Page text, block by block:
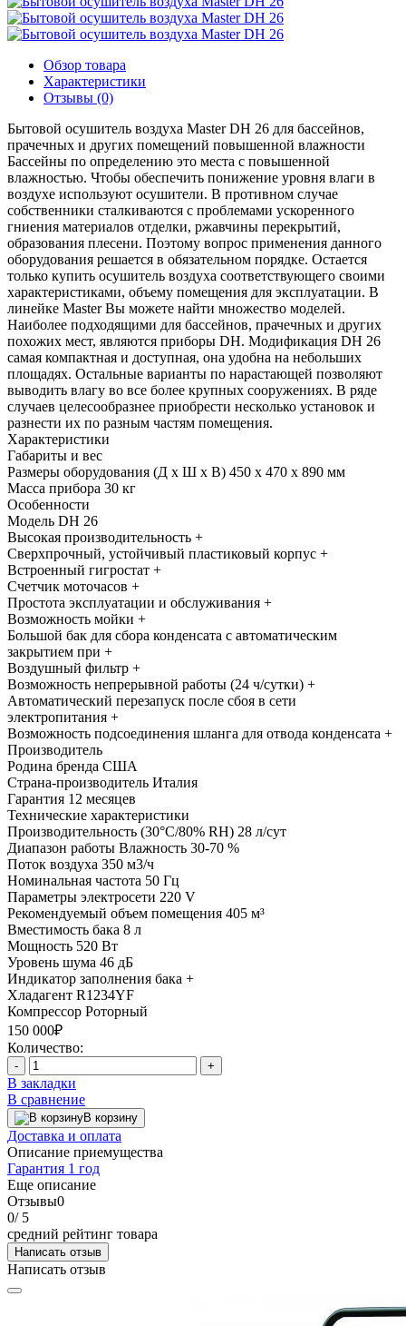
Обзор товара
Характеристики
Отзывы (0)
Бытовой осушитель воздуха Master DH 26 для бассейнов,
прачечных и других помещений повышенной влажности
Бассейны по определению это места с повышенной
влажностью. Чтобы обеспечить понижение уровня влаги в
воздухе используют осушители. В противном случае
собственники сталкиваются с проблемами ускоренного
гниения материалов отделки, ржавчины перекрытий,
образования плесени. Поэтому вопрос применения данного
оборудования решается в обязательном порядке. Остается
только купить осушитель воздуха соответствующего своими
характеристиками, объему помещения для эксплуатации. В
линейке Master Вы можете найти множество моделей.
Наиболее подходящими для бассейнов, прачечных и других
похожих мест, являются приборы DH. Модификация DH 26
самая компактная и доступная, она удобна на небольших
площадях. Остальные варианты по нарастающей позволяют
выводить влагу во все более крупных сооружениях. В ряде
случаев целесообразнее приобрести несколько установок и
разнести их по разным частям помещения.
Характеристики
Габариты и вес
Размеры оборудования (Д x Ш x В) 450 x 470 x 890 мм
Масса прибора 30 кг
Особенности
Модель DH 26
Высокая производительность +
Сверхпрочный, устойчивый пластиковый корпус +
Встроенный гигростат +
Счетчик моточасов +
Простота эксплуатации и обслуживания +
Возможность мойки +
Большой бак для сбора конденсата с автоматическим
закрытием при +
Воздушный фильтр +
Возможность непрерывной работы (24 ч/сутки) +
Автоматический перезапуск после сбоя в сети
электропитания +
Возможность подсоединения шланга для отвода конденсата +
Производитель
Родина бренда США
Страна-производитель Италия
Гарантия 12 месяцев
Технические характеристики
Производительность (30°C/80% RH) 28 л/сут
Диапазон работы Влажность 30-70 %
Поток воздуха 350 м3/ч
Номинальная частота 50 Гц
Параметры электросети 220 V
Рекомендуемый объем помещения 405 м³
Вместимость бака 8 л
Мощность 520 Вт
Уровень шума 46 дБ
Индикатор заполнения бака +
Хладагент R1234YF
Компрессор Роторный
150 000₽
Количество:
- +
В закладки
В сравнение
В корзину
Доставка и оплата
Описание приемущества
Гарантия 1 год
Еще описание
Отзывы0
0/ 5
средний рейтинг товара
Написать отзыв
Написать отзыв